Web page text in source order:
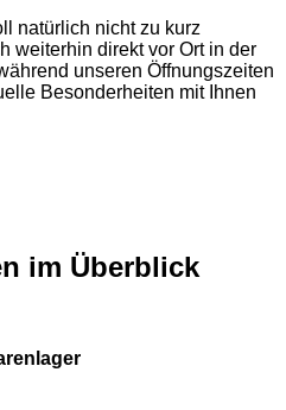
natürlich nicht zu kurz
weiterhin direkt vor Ort in der
unseren Öffnungszeiten
Besonderheiten mit Ihnen
im Überblick